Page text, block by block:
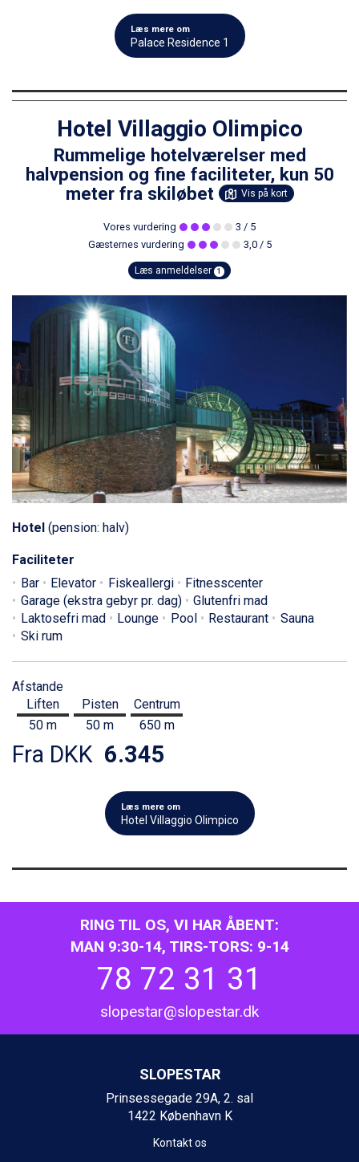
Læs mere om
Palace Residence 1
Hotel Villaggio Olimpico
Rummelige hotelværelser med
halvpension og fine faciliteter, kun 50
meter fra skiløbet
Vis på kort
Vores vurdering 3 / 5
Gæsternes vurdering
3,0/ 5
Læs anmeldelser 1
Hotel (pension: halv)
Faciliteter
Bar
Elevator Fiskeallergi
Fitnesscenter
Garage (ekstra gebyr pr. dag)
Glutenfri mad
Laktosefri mad
Lounge Pool Restaurant
Sauna
Ski rum
Afstande
Liften
50 m
Pisten
50 m
Centrum
650 m
Fra DKK 6.345
Læs mere om
Hotel Villaggio Olimpico
RING TIL OS, VI HAR ÅBENT:
MAN 9:30-14, TIRS-TORS: 9-14
78 72 31 31
slopestar@slopestar.dk
SLOPESTAR
Prinsessegade 29A, 2. sal
1422 København K
Kontakt os